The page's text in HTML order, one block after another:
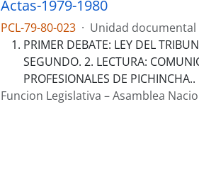
Actas-1979-1980
PCL-79-80-023 · Unidad documental
PRIMER DEBATE: LEY DEL
SEGUNDO. 2. LECTURA:
PROFESIONALES DE
Funcion Legislativa – Asamblea